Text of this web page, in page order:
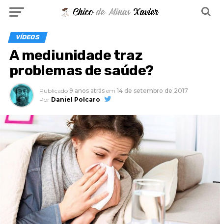
VÍDEOS
A mediunidade traz
problemas de saúde?
Publicado 9 anos atrás em 14 de setembro de 2017
Por Daniel Polcaro